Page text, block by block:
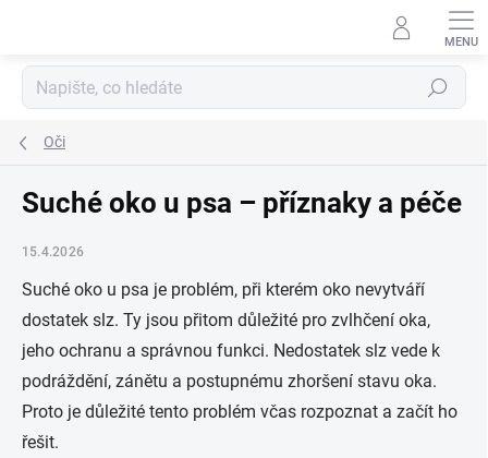
Hledat
Oči
Suché oko u psa – příznaky a péče
15.4.2026
Suché oko u psa je problém, při kterém oko nevytváří
dostatek slz. Ty jsou přitom důležité pro zvlhčení oka,
jeho ochranu a správnou funkci. Nedostatek slz vede k
podráždění, zánětu a postupnému zhoršení stavu oka.
Proto je důležité tento problém včas rozpoznat a začít ho
řešit.